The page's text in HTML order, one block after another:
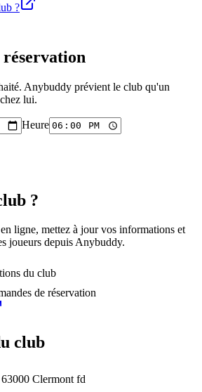
?
Anybuddy prévient le club qu'un
lui.
Heure
?
ligne, mettez à jour vos informations et
joueurs depuis Anybuddy.
du club
de réservation
club
Clermont fd